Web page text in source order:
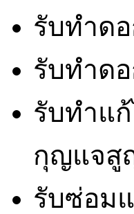
รับทำด
รับทำด
รับทำแ
กุญแจสู
รับซ่อม